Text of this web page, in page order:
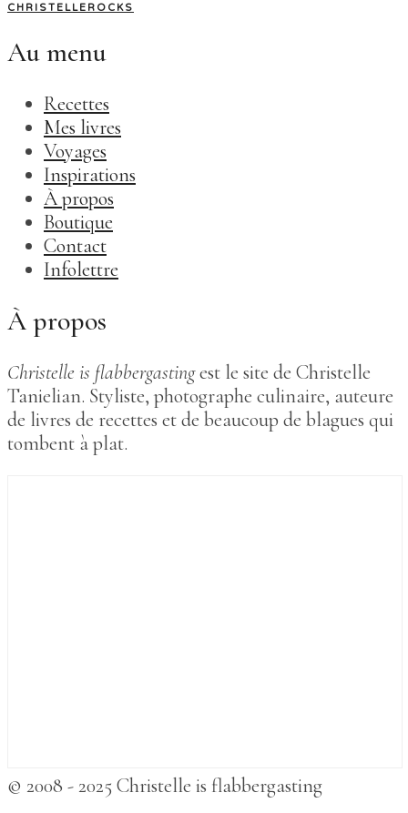
CHRISTELLEROCKS
Au menu
Recettes
Mes livres
Voyages
Inspirations
À propos
Boutique
Contact
Infolettre
À propos
Christelle is flabbergastingest le site de Christelle
Tanielian. Styliste, photographe culinaire, auteure
de livres de recettes et de beaucoup de blagues qui
tombent à plat.
© 2008 - 2025 Christelle is flabbergasting